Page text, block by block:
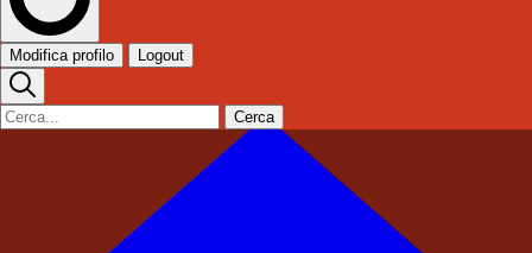
Modifica profilo Logout
Cerca